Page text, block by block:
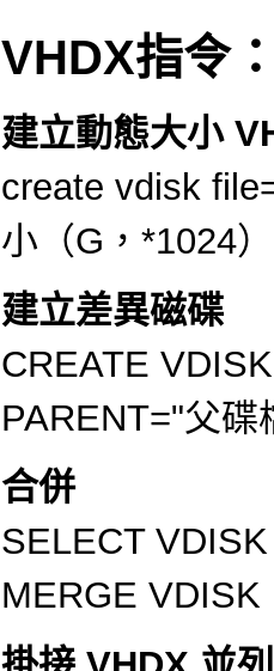
VHDX指令
建立動態大小
create vdisk
小（G，*1024
建立差異磁碟
CREATE
PARENT="父碟
合併
SELECT
MERGE